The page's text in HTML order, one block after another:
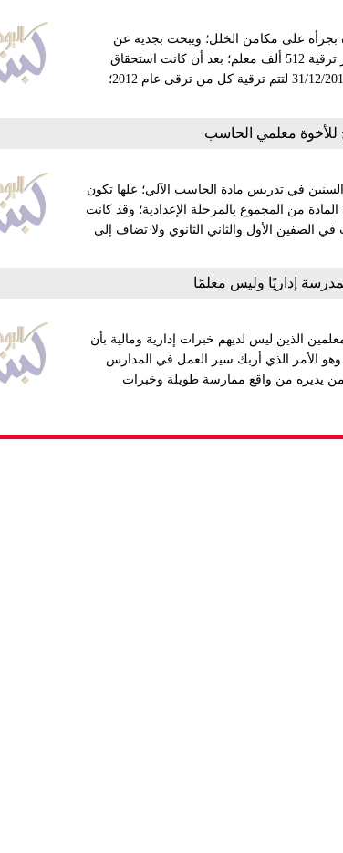
بجرأة على مكامن الخلل؛ ويبحث بجدية عن
حلول مُبتكرة لمشاكل التعليم المُزمنة. أولاً: هو الذي اتخذ قرار ترقية 512 ألف معلم؛ بعد أن كانت استحقاق
الترقية سيتوقف عند 31/7/2017؛ ففتح تاريخ الاستحقاق حتى 31/12/2017 لتتم ترقية كل من ترقى عام 2012؛
للأخوة معلمي الحاسب
خبرات السنين في تدريس مادة الحاسب الآلي؛ علها تكون
من المجموع بالمرحلة الإعدادية؛ وقد كانت
الصفين الأول والثاني الثانوي ولا تضاف إلى
إداريًا وليس معلمًا
155 لسنة 2007 وتعديله بالقانون 93 لسنة 2012 للمعلمين الذين ليس لديهم خبرات إدارية ومالية بأن
وهو الأمر الذي أربك سير العمل في المدارس
من يديره من واقع ممارسة طويلة وخبرات